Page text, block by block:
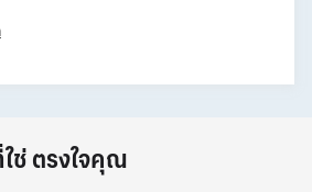
ลอื่นๆช่ ตรงใจคุณ